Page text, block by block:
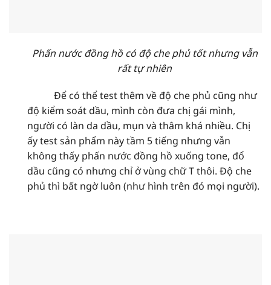
Phấn nước đồng hồ có độ che phủ tốt nhưng vẫn
rất tự nhiên
Để có thể test thêm về độ che phủ cũng như
độ kiểm soát dầu, mình còn đưa chị gái mình,
người có làn da dầu, mụn và thâm khá nhiều. Chị
ấy test sản phẩm này tầm 5 tiếng nhưng vẫn
không thấy phấn nước đồng hồ xuống tone, đổ
dầu cũng có nhưng chỉ ở vùng chữ T thôi. Độ che
phủ thì bất ngờ luôn (như hình trên đó mọi người).